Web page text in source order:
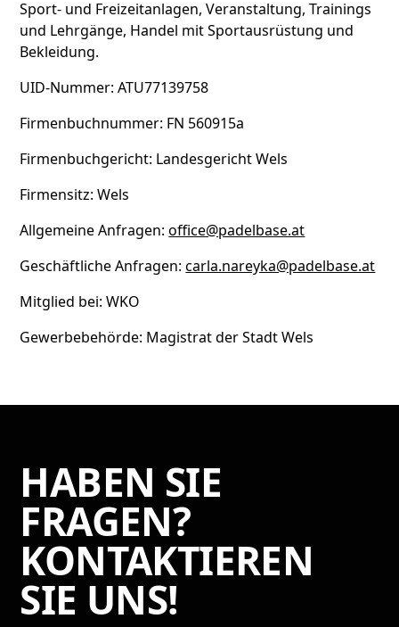
Sport- und Freizeitanlagen, Veranstaltung, Trainings
und Lehrgänge, Handel mit Sportausrüstung und
Bekleidung.
UID-Nummer: ATU77139758
Firmenbuchnummer: FN 560915a
Firmenbuchgericht: Landesgericht Wels
Firmensitz: Wels
Allgemeine Anfragen:office@padelbase.at
Geschäftliche Anfragen:carla.nareyka@padelbase.at
Mitglied bei: WKO
Gewerbebehörde: Magistrat der Stadt Wels
HABEN SIE
FRAGEN?
KONTAKTIEREN
SIE UNS!